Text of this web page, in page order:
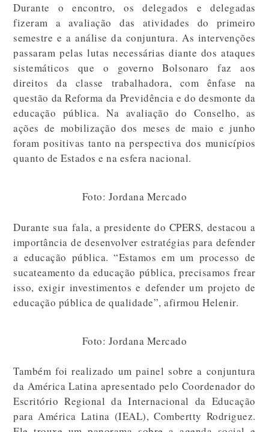
Durante o encontro, os delegados e delegadas
fizeram a avaliação das atividades do primeiro
semestre e a análise da conjuntura. As intervenções
passaram pelas lutas necessárias diante dos ataques
sistemáticos que o governo Bolsonaro faz aos
direitos da classe trabalhadora, com ênfase na
questão da Reforma da Previdência e do desmonte da
educação pública. Na avaliação do Conselho, as
ações de mobilização dos meses de maio e junho
foram positivas tanto na perspectiva dos municípios
quanto de Estados e na esfera nacional.
Foto: Jordana Mercado
Durante sua fala, a presidente do CPERS, destacou a
importância de desenvolver estratégias para defender
a educação pública. “Estamos em um processo de
sucateamento da educação pública, precisamos frear
isso, exigir investimentos e defender um projeto de
educação pública de qualidade”, afirmou Helenir.
Foto: Jordana Mercado
Também foi realizado um painel sobre a conjuntura
da América Latina apresentado pelo Coordenador do
Escritório Regional da Internacional da Educação
para América Latina (IEAL), Combertty Rodriguez.